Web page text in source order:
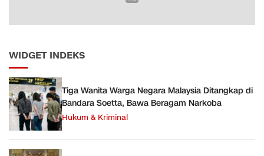
WIDGET INDEKS
Tiga Wanita Warga Negara Malaysia Ditangkap di
Bandara Soetta, Bawa Beragam Narkoba
Hukum & Kriminal